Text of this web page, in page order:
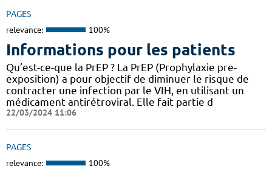
PAGES
relevance: 100%
Informations pour les patients
Qu’est-ce-que la PrEP ? La PrEP (Prophylaxie pre-
exposition) a pour objectif de diminuer le risque de
contracter une infection par le VIH, en utilisant un
médicament antirétroviral. Elle fait partie d
22/03/2024 11:06
PAGES
relevance: 100%